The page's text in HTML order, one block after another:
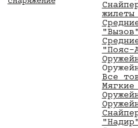
"Пояс-
Все